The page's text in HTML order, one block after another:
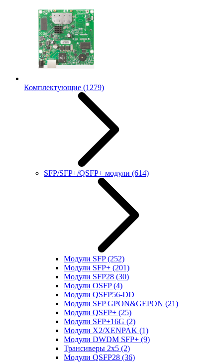
Комплектующие (1279)
SFP/SFP+/QSFP+ модули (614)
Модули SFP(252)
Модули SFP+ (201)
Модули SFP28 (30)
Модули OSFP(4)
Модули QSFP56-DD
Модули SFP GPON&GEPON (21)
Модули QSFP+ (25)
Модули SFP+16G (2)
Модули X2/XENPAK (1)
Модули DWDM SFP+ (9)
Трансиверы 2x5 (2)
Модули QSFP28 (36)